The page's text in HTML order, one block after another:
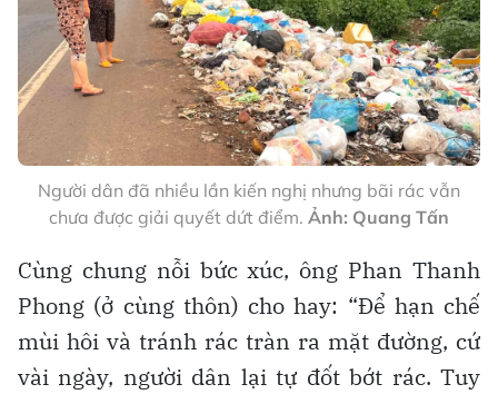
Người dân đã nhiều lần kiến nghị nhưng bãi rác vẫn
chưa được giải quyết dứt điểm. Ảnh: Quang Tấn
Cùng chung nỗi bức xúc, ông Phan Thanh
Phong (ở cùng thôn) cho hay: “Để hạn chế
mùi hôi và tránh rác tràn ra mặt đường, cứ
vài ngày, người dân lại tự đốt bớt rác. Tuy